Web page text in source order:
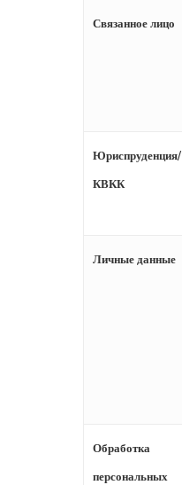
Связанное лицо
Юриспруденция/
КВКК
Личные данные
Обработка
персональных